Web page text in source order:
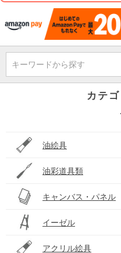
キーワードから探す
カテ
油絵具
油彩道具類
キャンバス・パネル
イーゼル
アクリル絵具